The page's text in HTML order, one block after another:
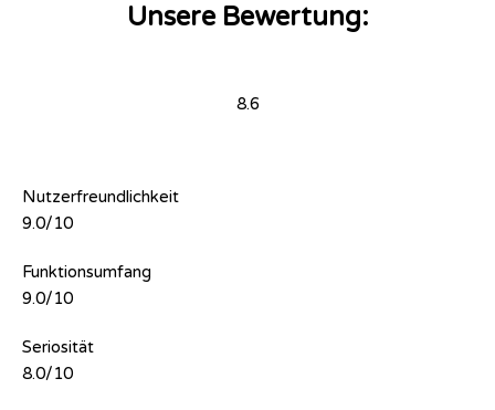
Unsere Bewertung:
8.6
Nutzerfreundlichkeit
9.0/10
Funktionsumfang
9.0/10
Seriosität
8.0/10